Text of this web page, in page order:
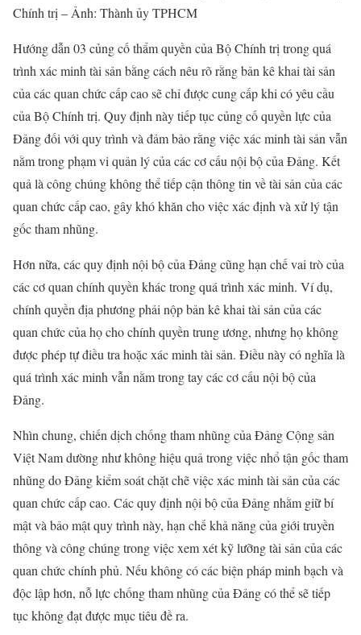
Chính trị – Ảnh: Thành ủy TPHCM
Hướng dẫn 03 củng cố thẩm quyền của Bộ Chính trị trong quá
trình xác minh tài sản bằng cách nêu rõ rằng bản kê khai tài sản
của các quan chức cấp cao sẽ chỉ được cung cấp khi có yêu cầu
của Bộ Chính trị. Quy định này tiếp tục củng cố quyền lực của
Đảng đối với quy trình và đảm bảo rằng việc xác minh tài sản vẫn
nằm trong phạm vi quản lý của các cơ cấu nội bộ của Đảng. Kết
quả là công chúng không thể tiếp cận thông tin về tài sản của các
quan chức cấp cao, gây khó khăn cho việc xác định và xử lý tận
gốc tham nhũng.
Hơn nữa, các quy định nội bộ của Đảng cũng hạn chế vai trò của
các cơ quan chính quyền khác trong quá trình xác minh. Ví dụ,
chính quyền địa phương phải nộp bản kê khai tài sản của các
quan chức của họ cho chính quyền trung ương, nhưng họ không
được phép tự điều tra hoặc xác minh tài sản. Điều này có nghĩa là
quá trình xác minh vẫn nằm trong tay các cơ cấu nội bộ của
Đảng.
Nhìn chung, chiến dịch chống tham nhũng của Đảng Cộng sản
Việt Nam dường như không hiệu quả trong việc nhổ tận gốc tham
nhũng do Đảng kiểm soát chặt chẽ việc xác minh tài sản của các
quan chức cấp cao. Các quy định nội bộ của Đảng nhằm giữ bí
mật và bảo mật quy trình này, hạn chế khả năng của giới truyền
thông và công chúng trong việc xem xét kỹ lưỡng tài sản của các
quan chức chính phủ. Nếu không có các biện pháp minh bạch và
độc lập hơn, nỗ lực chống tham nhũng của Đảng có thể sẽ tiếp
tục không đạt được mục tiêu đề ra.